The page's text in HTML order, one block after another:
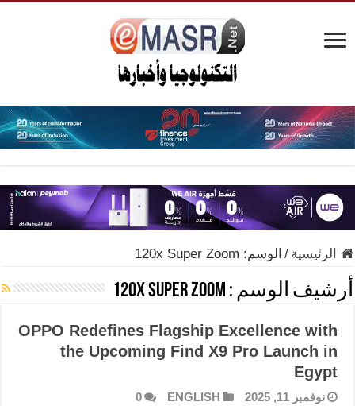
الرئيسية / الوسم: 120x Super Zoom
أرشيف الوسم : 120x Super Zoom
OPPO Redefines Flagship Excellence with
the Upcoming Find X9 Pro Launch in
Egypt
نوفمبر 11, 2025 ENGLISH
0